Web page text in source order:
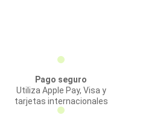
Pago seguro
Utiliza Apple Pay, Visa y
tarjetas internacionales